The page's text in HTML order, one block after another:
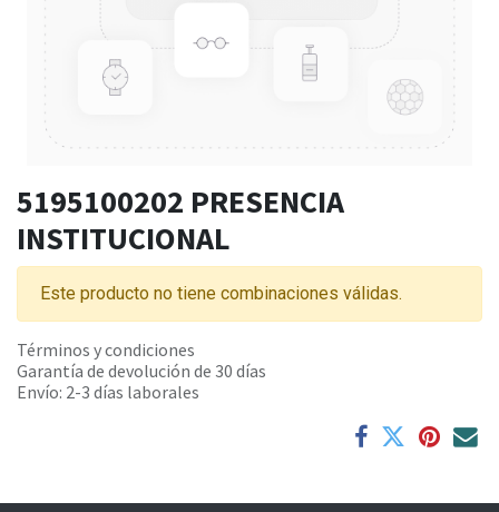
5195100202 PRESENCIA
INSTITUCIONAL
Este producto no tiene combinaciones válidas.
Términos y condiciones
Garantía de devolución de 30 días
Envío: 2-3 días laborales